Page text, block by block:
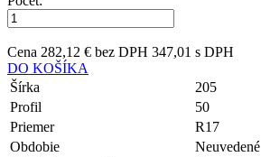
Cena 282,12 € bez DPH 347,01 s DPH
DO KOŠÍKA
Šírka
205
Profil
50
Priemer
R17
Obdobie
Neuvedené